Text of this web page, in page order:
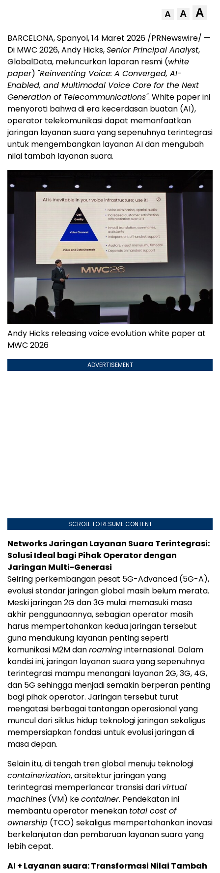
A A A
BARCELONA, Spanyol, 14 Maret 2026 /PRNewswire/ —
Di MWC 2026, Andy Hicks,Senior Principal Analyst,
GlobalData, meluncurkan laporan resmi (white
paper) "Reinventing Voice: A Converged, AI-
Enabled, and Multimodal Voice Core for the Next
Generation of Telecommunications". White paper ini
menyoroti bahwa di era kecerdasan buatan (AI),
operator telekomunikasi dapat memanfaatkan
jaringan layanan suara yang sepenuhnya terintegrasi
untuk mengembangkan layanan AI dan mengubah
nilai tambah layanan suara.
Andy Hicks releasing voice evolution white paper at
MWC 2026
ADVERTISEMENT
SCROLL TO RESUME CONTENT
Networks Jaringan Layanan Suara Terintegrasi:
Solusi Ideal bagi Pihak Operator dengan
Jaringan Multi-Generasi
Seiring perkembangan pesat 5G-Advanced (5G-A),
evolusi standar jaringan global masih belum merata.
Meski jaringan 2G dan 3G mulai memasuki masa
akhir penggunaannya, sebagian operator masih
harus mempertahankan kedua jaringan tersebut
guna mendukung layanan penting seperti
komunikasi M2M danroaminginternasional. Dalam
kondisi ini, jaringan layanan suara yang sepenuhnya
terintegrasi mampu menangani layanan 2G, 3G, 4G,
dan 5G sehingga menjadi semakin berperan penting
bagi pihak operator. Jaringan tersebut turut
mengatasi berbagai tantangan operasional yang
muncul dari siklus hidup teknologi jaringan sekaligus
mempersiapkan fondasi untuk evolusi jaringan di
masa depan.
Selain itu, di tengah tren global menuju teknologi
containerization, arsitektur jaringan yang
terintegrasi memperlancar transisi dari virtual
machines (VM) kecontainer. Pendekatan ini
membantu operator menekan total cost of
ownership (TCO) sekaligus mempertahankan inovasi
berkelanjutan dan pembaruan layanan suara yang
lebih cepat.
AI + Layanan suara: Transformasi Nilai Tambah